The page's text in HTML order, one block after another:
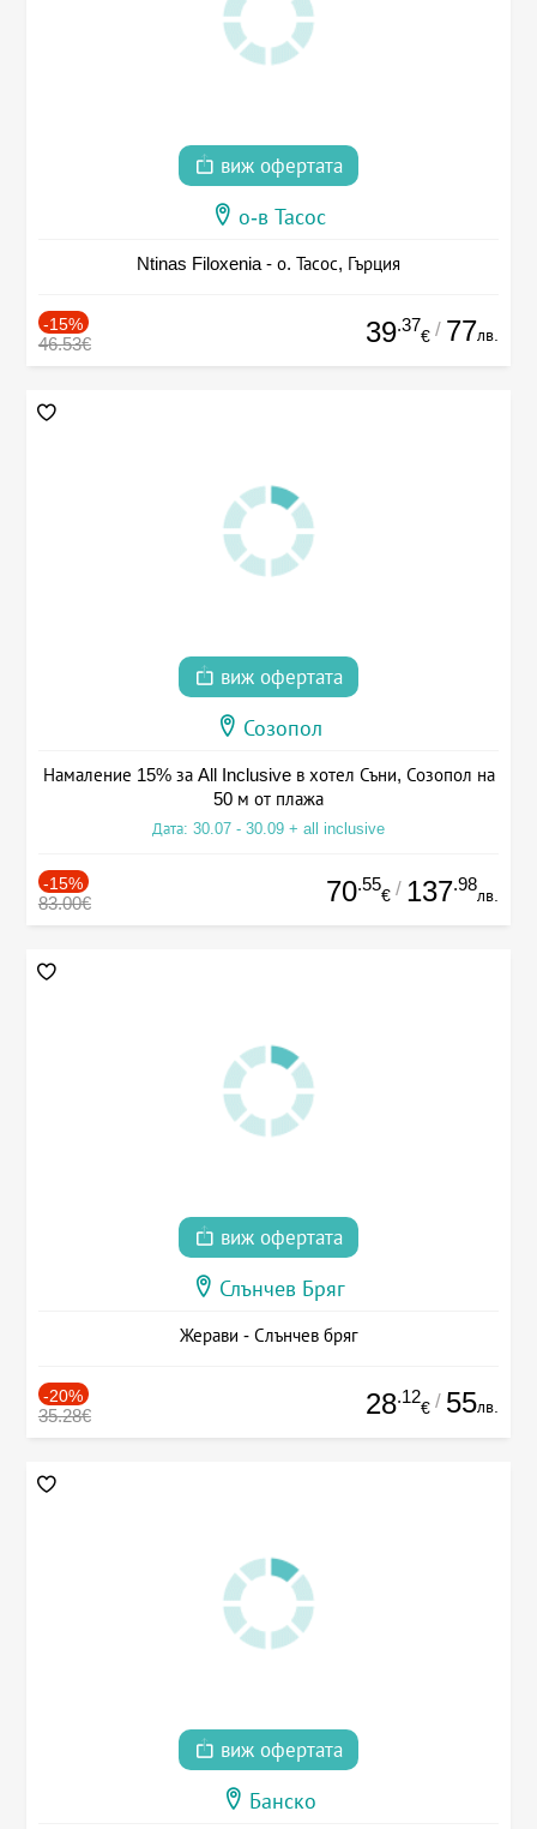
виж офертата
о-в Тасос
Ntinas Filoxenia - о. Тасос, Гърция
-15%
46.53€ 39.37
€ / 77лв.
виж офертата
Созопол
Намаление 15% за All Inclusive в хотел Съни, Созопол на
50 м от плажа
Дата: 30.07 - 30.09 + all inclusive
-15%
83.00€ 70.55
€ / 137.98
лв.
виж офертата
Слънчев Бряг
Жерави - Слънчев бряг
-20%
35.28€ 28.12
€ / 55лв.
виж офертата
Банско